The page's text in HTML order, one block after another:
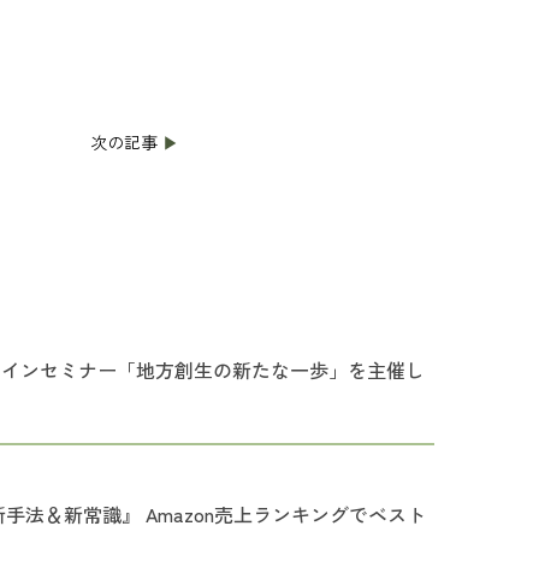
次の記事 ▶
ンセミナー「地方創生の新たな一歩」を主催し
法＆新常識』 Amazon売上ランキングでベスト